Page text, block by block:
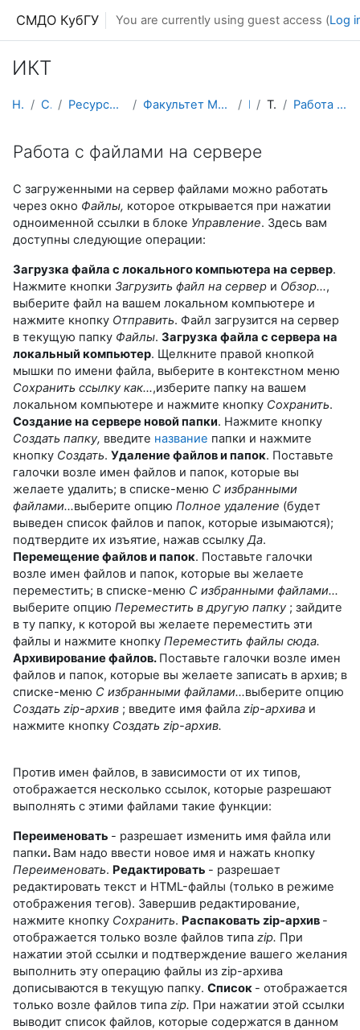
СМДО КубГУ You are currently using guest access (Log
ИКТ
Home Courses Ресурсы подразделений КубГУ Факультет Математики и компьютерных наук ИКТ Topic 15 Работа с файлами на сервере
Работа с файлами на сервере
С загруженными на сервер файлами можно работать
через окно Файлы, которое открывается при нажатии
одноименной ссылки в блоке Управление. Здесь вам
доступны следующие операции:
Загрузка файла с локального компьютера на сервер.
Нажмите кнопки Загрузить файл на сервер и Обзор…,
выберите файл на вашем локальном компьютере и
нажмите кнопку Отправить. Файл загрузится на сервер
в текущую папку Файлы. Загрузка файла с сервера на
локальный компьютер. Щелкните правой кнопкой
мышки по имени файла, выберите в контекстном меню
Сохранить ссылку как…,изберите папку на вашем
локальном компьютере и нажмите кнопку Сохранить.
Создание на сервере новой папки. Нажмите кнопку
Создать папку, введите название папки и нажмите
кнопку Создать. Удаление файлов и папок. Поставьте
галочки возле имен файлов и папок, которые вы
желаете удалить; в списке-меню С избранными
файлами…выберите опцию Полное удаление (будет
выведен список файлов и папок, которые изымаются);
подтвердите их изъятие, нажав ссылкуДа.
Перемещение файлов и папок. Поставьте галочки
возле имен файлов и папок, которые вы желаете
переместить; в списке-меню С избранными файлами…
выберите опцию Переместить в другую папку ; зайдите
в ту папку, к которой вы желаете переместить эти
файлы и нажмите кнопку Переместить файлы сюда.
Архивирование файлов. Поставьте галочки возле имен
файлов и папок, которые вы желаете записать в архив; в
списке-меню С избранными файлами…выберите опцию
Создать zip-архив ; введите имя файла zip-архива и
нажмите кнопку Создать zip-архив.
Против имен файлов, в зависимости от их типов,
отображается несколько ссылок, которые разрешают
выполнять с этими файлами такие функции:
Переименовать - разрешает изменить имя файла или
папки. Вам надо ввести новое имя и нажать кнопку
Переименовать. Редактировать - разрешает
редактировать текст и HTML-файлы (только в режиме
отображения тегов). Завершив редактирование,
нажмите кнопку Сохранить. Распаковать zip-архив -
отображается только возле файлов типа zip. При
нажатии этой ссылки и подтверждение вашего желания
выполнить эту операцию файлы из zip-архива
дописываются в текущую папку. Список - отображается
только возле файлов типа zip. При нажатии этой ссылки
выводит список файлов, которые содержатся в данном